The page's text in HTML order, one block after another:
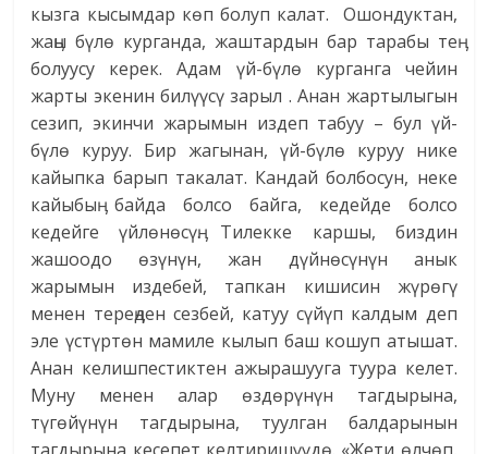
кызга кысымдар көп болуп калат. Ошондуктан,
жаӊы бүлө курганда, жаштардын бар тарабы теӊ
болуусу керек. Адам үй-бүлө курганга чейин
жарты экенин билүүсү зарыл . Анан жартылыгын
сезип, экинчи жарымын издеп табуу – бул үй-
бүлө куруу. Бир жагынан, үй-бүлө куруу нике
кайыпка барып такалат. Кандай болбосун, неке
кайыбыӊ байда болсо байга, кедейде болсо
кедейге үйлөнөсүӊ. Тилекке каршы, биздин
жашоодо өзүнүн, жан дүйнөсүнүн анык
жарымын издебей, тапкан кишисин жүрөгү
менен тереӊден сезбей, катуу сүйүп калдым деп
эле үстүртөн мамиле кылып баш кошуп атышат.
Анан келишпестиктен ажырашууга туура келет.
Муну менен алар өздөрүнүн тагдырына,
түгөйүнүн тагдырына, туулган балдарынын